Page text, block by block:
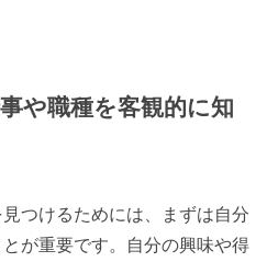
や職種を客観的に知
つけるためには、まずは自分
が重要です。自分の興味や得